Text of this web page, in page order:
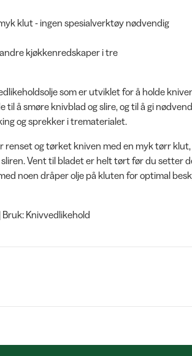
klut - ingen spesialverktøy nødvendig
kjøkkenredskaper i tre
som er utviklet for å holde
til å smøre knivblad og slire, og til å gi
og sprekker i trematerialet.
og tørket kniven med en myk tørr
Vent til bladet er helt tørt før du setter
noen dråper olje på kluten for optimal
Bruk: Knivvedlikehold